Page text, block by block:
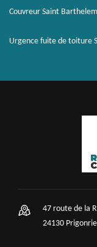
Couvreur Saint
Urgence fuite de toiture
47 route de la
24130